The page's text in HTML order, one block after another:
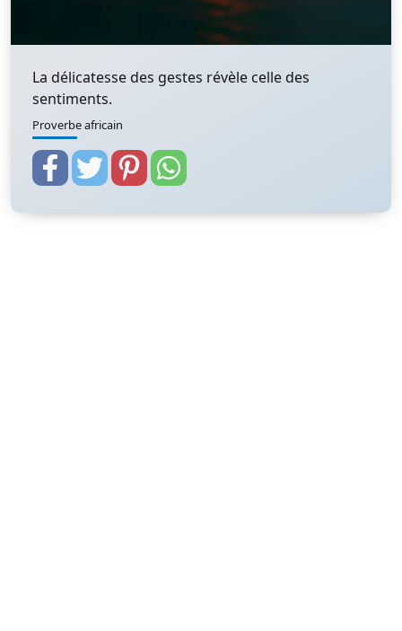
La délicatesse des gestes révèle celle des
sentiments.
Proverbe africain